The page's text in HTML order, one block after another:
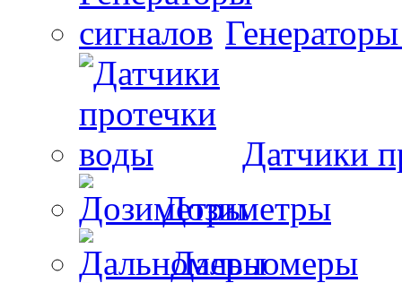
Датчики
Дозиметры
Дальномеры